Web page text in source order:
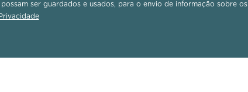
ser guardados e usados, para o envio de informação sobre os